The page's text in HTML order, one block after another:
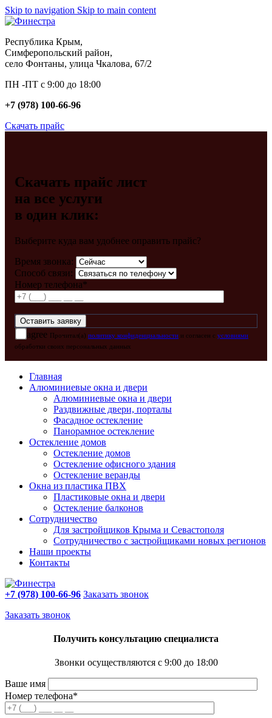
Skip to navigation Skip to main content
Республика Крым,
Симферопольский район,
село Фонтаны, улица Чкалова, 67/2
ПН -ПТ с 9:00 до 18:00
+7 (978) 100-66-96
Скачать прайс
Скачать прайс лист
на все услуги
в один клик:
Выберите куда вам удобнее оправить прайс?
Время звонка:
Способ связи:
Номер телефона*
agree Прочитал(а) политику конфиденциальности и согласен с условиями
обработки своих персональных данных
Главная
Алюминиевые окна и двери
Алюминиевые окна и двери
Раздвижные двери, порталы
Фасадное остекление
Панорамное остекление
Остекление домов
Остекление домов
Остекление офисного здания
Остекление веранды
Окна из пластика ПВХ
Пластиковые окна и двери
Остекление балконов
Сотрудничество
Для застройщиков Крыма и Севастополя
Сотрудничество с застройщиками новых регионов
Наши проекты
Контакты
+7 (978) 100-66-96 Заказать звонок
Заказать звонок
Получить консультацию специалиста
Звонки осуществляются с 9:00 до 18:00
Ваше имя
Номер телефона*